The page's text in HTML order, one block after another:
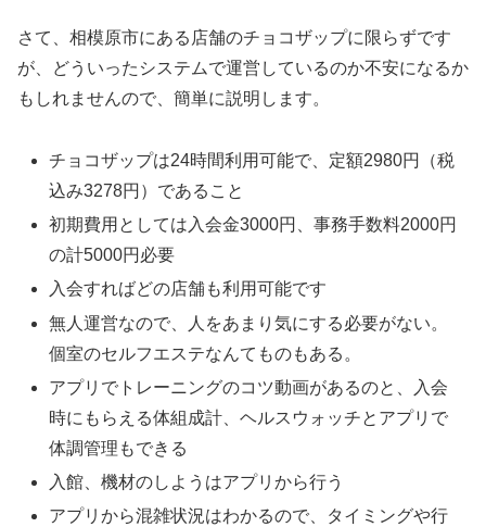
さて、相模原市にある店舗のチョコザップに限らずです
が、どういったシステムで運営しているのか不安になるか
もしれませんので、簡単に説明します。
チョコザップは24時間利用可能で、定額2980円（税
込み3278円）であること
初期費用としては入会金3000円、事務手数料2000円
の計5000円必要
入会すればどの店舗も利用可能です
無人運営なので、人をあまり気にする必要がない。
個室のセルフエステなんてものもある。
アプリでトレーニングのコツ動画があるのと、入会
時にもらえる体組成計、ヘルスウォッチとアプリで
体調管理もできる
入館、機材のしようはアプリから行う
アプリから混雑状況はわかるので、タイミングや行